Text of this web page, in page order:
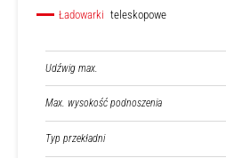
Ładowarki teleskopowe
Udźwig max.
Max. wysokość podnoszenia
Typ przekładni